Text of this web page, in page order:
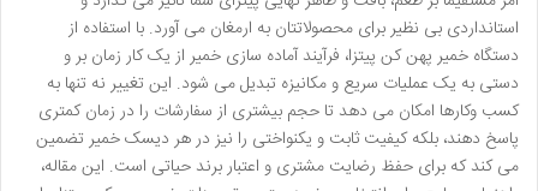
استانداردی بی نظیر برای محصولاتتان به ارمغان می آورد. با استفاده از
دستگاه خمیر پهن کن پیتزا، فرآیند آماده سازی خمیر از یک کار زمان بر و
دستی به یک عملیات سریع و مکانیزه تبدیل می شود. این تغییر نه تنها به
کسب وکارها امکان می دهد تا حجم بیشتری از سفارشات را در زمان کمتری
پاسخ دهند، بلکه کیفیت ثابت و یکنواختی را نیز در هر دیسک خمیر تضمین
می کند که برای حفظ رضایت مشتری و اعتبار برند حیاتی است. این مقاله،